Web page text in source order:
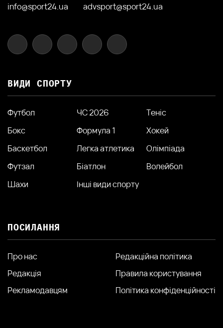
info@sport24.ua advsport@sport24.ua
ВИДИ СПОРТУ
Футбол ЧС 2026
Теніс
Бокс
Формула 1
Хокей
Баскетбол
Легка атлетика
Олімпіада
Футзал
Біатлон
Волейбол
Шахи
Інші види спорту
ПОСИЛАННЯ
Про нас
Редакція
Рекламодавцям
Редакційна політика
Правила користування
Політика конфіденційності